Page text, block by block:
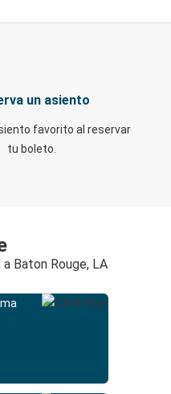
un asiento
favorito al reservar
tu boleto.
Baton Rouge, LA